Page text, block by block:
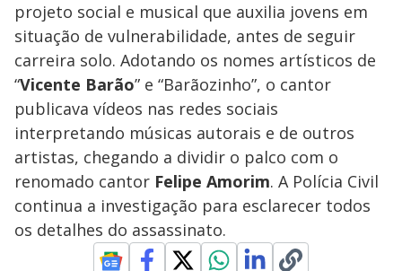
projeto social e musical que auxilia jovens em
situação de vulnerabilidade, antes de seguir
carreira solo. Adotando os nomes artísticos de
“Vicente Barão” e “Barãozinho”, o cantor
publicava vídeos nas redes sociais
interpretando músicas autorais e de outros
artistas, chegando a dividir o palco com o
renomado cantor Felipe Amorim. A Polícia Civil
continua a investigação para esclarecer todos
os detalhes do assassinato.